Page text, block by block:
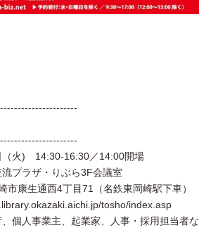
) 14:30-16:30／14:00開場
ラザ・りぶら3F会議室
通西4丁目71（名鉄東岡崎駅下車）
tosho/index.asp
人事業主、起業家、人事・採用担当者な